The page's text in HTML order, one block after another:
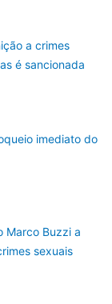
a crimes
é sancionada
imediato do
Marco Buzzi a
sexuais